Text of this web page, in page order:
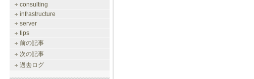
consulting
infrastructure
server
tips
前の記事
次の記事
過去ログ